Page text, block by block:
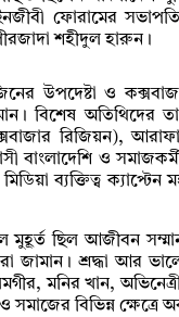
ফোরামের
শহীদুল হারুন।
উপদেষ্টা ও কক্সবাজার
বিশেষ অতিথিদের
রিজিয়ন),
বাংলাদেশি ও
মিডিয়া ব্যক্তিত্ব
ছিল আজীবন
জামান। শ্রদ্ধা আর
মনির খান,
বিভিন্ন ক্ষেত্রে